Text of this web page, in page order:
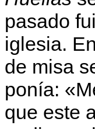
pasado
iglesia.
de misa
ponía:
que este